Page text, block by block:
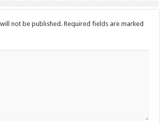
not be published. Required fields are marked